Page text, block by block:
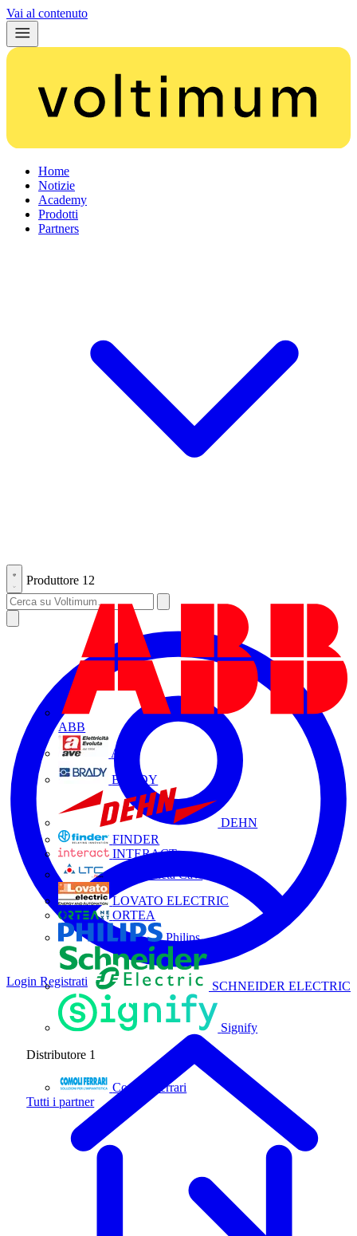
Vai al contenuto
Home
Notizie
Academy
Prodotti
Partners
Produttore 12
ABB
AVE
BRADY
DEHN
FINDER
INTERACT
La Triveneta Cavi
LOVATO ELECTRIC
ORTEA
Philips
SCHNEIDER ELECTRIC
Signify
Distributore 1
Comoli Ferrari
Tutti i partner
Login Registrati